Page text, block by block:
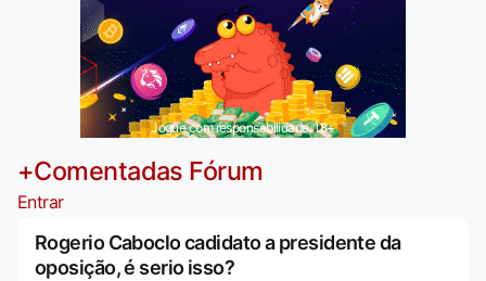
Jogue com responsabilidade. 18+
+Comentadas Fórum
Entrar
Rogerio Caboclo cadidato a presidente da
oposição, é serio isso?